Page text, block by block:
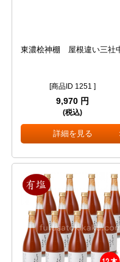
東濃桧神棚 屋根違い三社
[商品ID 1251 ]
9,970 円
(税込)
詳細を見る